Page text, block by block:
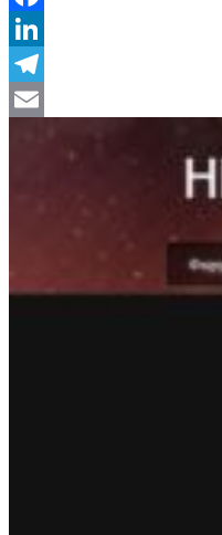
Facebook
LinkedIn
Telegram